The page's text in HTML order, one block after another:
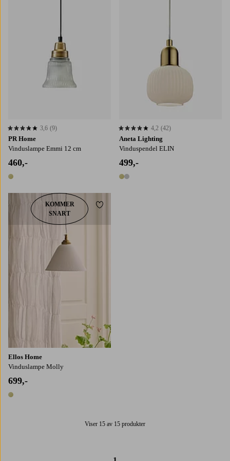
PR Home
Vinduslampe Emmi 12 cm
460,-
1 farge
3,6 basert på 9 karaktergivninger
3,6 (9)
Aneta Lighting
Vinduspendel ELIN
499,-
2 farger
4,2 basert på 42 karaktergivninger
4,2 (42)
Ellos Home
Vinduslampe Molly
699,-
1 farge
KOMMER
SNART
Legg til favoritter
Viser 15 av 15 produkter